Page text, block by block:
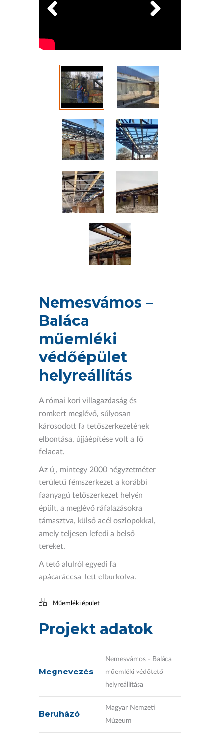
Nemesvámos –
Baláca
műemléki
védőépület
helyreállítás
A római kori villagazdaság és
romkert meglévő, súlyosan
károsodott fa tetőszerkezetének
elbontása, újjáépítése volt a fő
feladat.
Az új, mintegy 2000 négyzetméter
területű fémszerkezet a korábbi
faanyagú tetőszerkezet helyén
épült, a meglévő ráfalazásokra
támasztva, külső acél oszlopokkal,
amely teljesen lefedi a belső
tereket.
A tető alulról egyedi fa
apácaráccsal lett elburkolva.
Műemléki épület
Projekt adatok
Megnevezés
Nemesvámos - Baláca
műemléki védőtető
helyreállítása
Beruházó
Magyar Nemzeti
Múzeum